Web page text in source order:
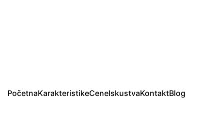
PočetnaKarakteristikeCeneIskustvaKontaktBlog